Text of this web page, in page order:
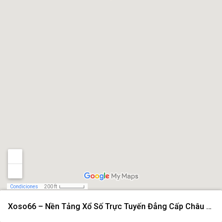
Xoso66 – Nền Tảng Xổ Số Trực Tuyến Đẳng Cấp Châu Á Năm 2026
Condiciones 200 ft